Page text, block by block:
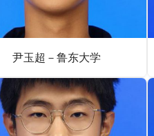
尹玉超－鲁东大学